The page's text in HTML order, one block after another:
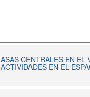
CENTRALES EN
EN EL